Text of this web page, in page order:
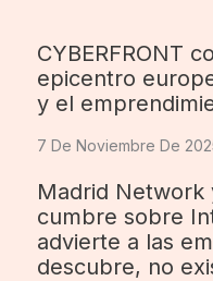
CYBERFRONT
epicentro
y el
7 De Noviembre De
Madrid Network
cumbre sobre
advierte a las
descubre, no